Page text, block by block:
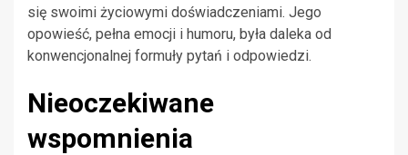
się swoimi życiowymi doświadczeniami. Jego
opowieść, pełna emocji i humoru, była daleka od
konwencjonalnej formuły pytań i odpowiedzi.
Nieoczekiwane
wspomnienia